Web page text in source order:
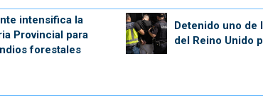
intensifica la
Provincial para
forestales
Detenido uno de
del Reino Unido